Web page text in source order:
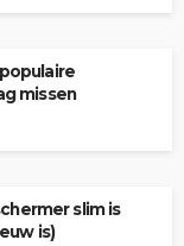
missen
slim is
is)